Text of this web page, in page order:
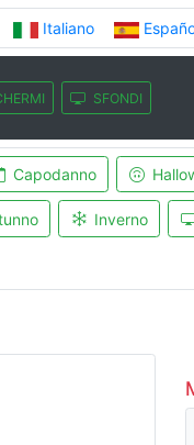
Italiano
SFONDI
Capodanno
Inverno